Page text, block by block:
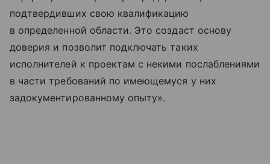
подтвердивших свою квалификацию
в определенной области. Это создаст основу
доверия и позволит подключать таких
исполнителей к проектам с некими послаблениями
в части требований по имеющемуся у них
задокументированному опыту».